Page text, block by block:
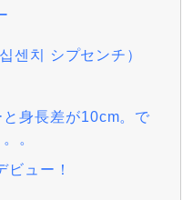
센치 シプセンチ）
身長差が10cm。で
。
ュー！